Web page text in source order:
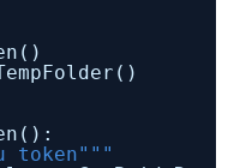
token"""